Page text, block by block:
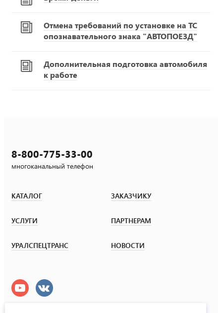
Отмена требований по установке на ТС
опознавательного знака "АВТОПОЕЗД"
Дополнительная подготовка автомобиля
к работе
8-800-775-33-00
многоканальный телефон
КАТАЛОГ ЗАКАЗЧИКУ
УСЛУГИ ПАРТНЕРАМ
УРАЛСПЕЦТРАНС НОВОСТИ